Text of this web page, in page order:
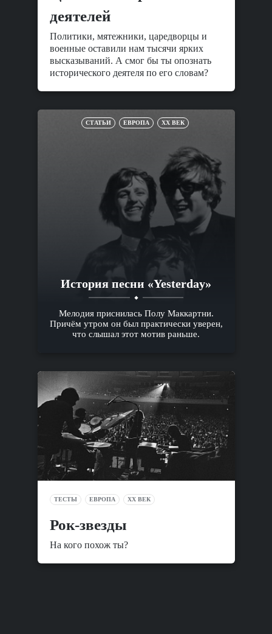
деятелей
Политики, мятежники, царедворцы и
военные оставили нам тысячи ярких
высказываний. А смог бы ты опознать
исторического деятеля по его словам?
СТАТЬИ ЕВРОПА XX ВЕК
История песни «Yesterday»
Мелодия приснилась Полу Маккартни.
Причём утром он был практически уверен,
что слышал этот мотив раньше.
ТЕСТЫ ЕВРОПА XX ВЕК
Рок-звезды
На кого похож ты?